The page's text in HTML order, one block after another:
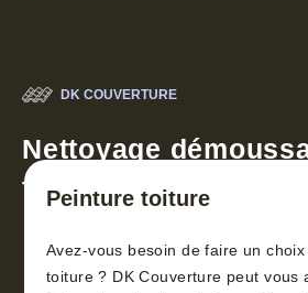
DK COUVERTURE
Nettoyage
toiture 30
Peinture toiture
Avez-vous besoin de faire un
toiture ? DK Couverture peut vous